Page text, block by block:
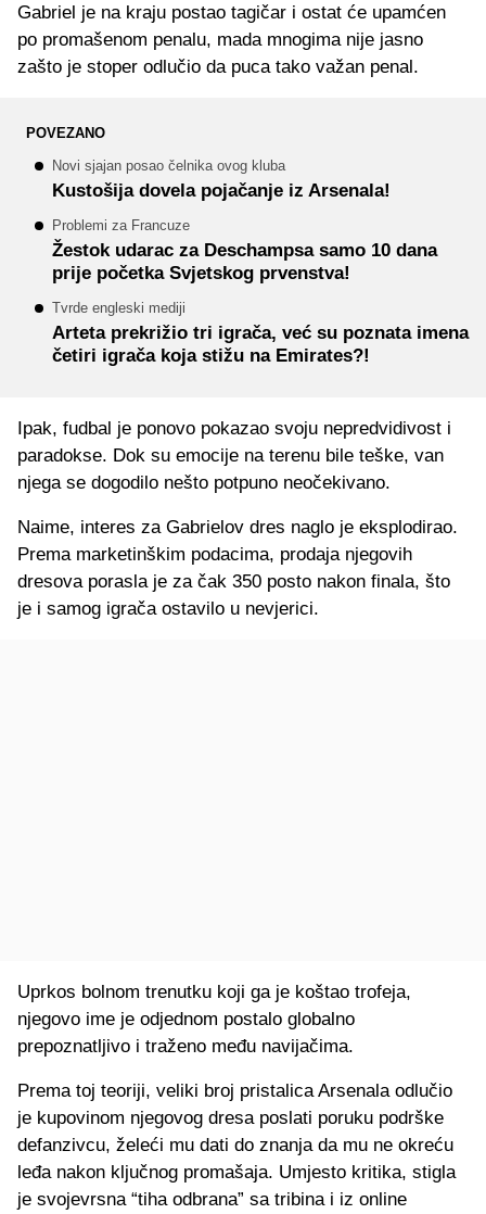
Gabriel je na kraju postao tagičar i ostat će upamćen
po promašenom penalu, mada mnogima nije jasno
zašto je stoper odlučio da puca tako važan penal.
POVEZANO
Novi sjajan posao čelnika ovog kluba
Kustošija dovela pojačanje iz Arsenala!
Problemi za Francuze
Žestok udarac za Deschampsa samo 10 dana
prije početka Svjetskog prvenstva!
Tvrde engleski mediji
Arteta prekrižio tri igrača, već su poznata imena
četiri igrača koja stižu na Emirates?!
Ipak, fudbal je ponovo pokazao svoju nepredvidivost i
paradokse. Dok su emocije na terenu bile teške, van
njega se dogodilo nešto potpuno neočekivano.
Naime, interes za Gabrielov dres naglo je eksplodirao.
Prema marketinškim podacima, prodaja njegovih
dresova porasla je za čak 350 posto nakon finala, što
je i samog igrača ostavilo u nevjerici.
Uprkos bolnom trenutku koji ga je koštao trofeja,
njegovo ime je odjednom postalo globalno
prepoznatljivo i traženo među navijačima.
Prema toj teoriji, veliki broj pristalica Arsenala odlučio
je kupovinom njegovog dresa poslati poruku podrške
defanzivcu, želeći mu dati do znanja da mu ne okreću
leđa nakon ključnog promašaja. Umjesto kritika, stigla
je svojevrsna “tiha odbrana” sa tribina i iz online